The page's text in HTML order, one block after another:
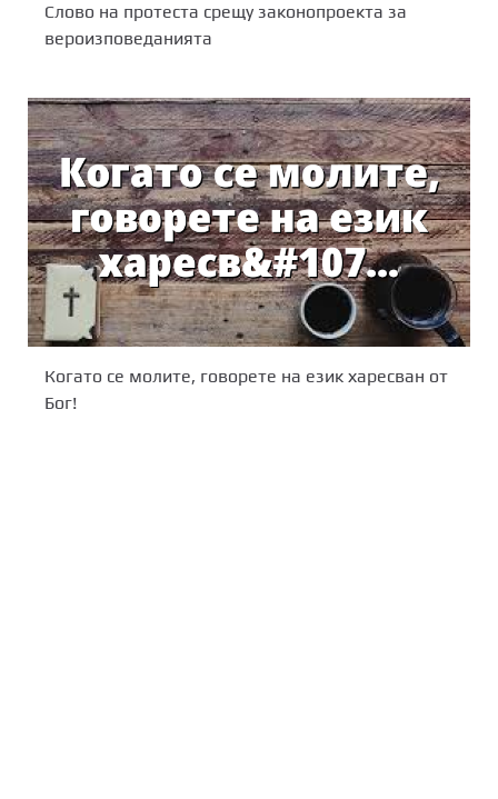
Слово на протеста срещу законопроекта за
вероизповеданията
Когато се молите, говорете на език харесван от
Бог!